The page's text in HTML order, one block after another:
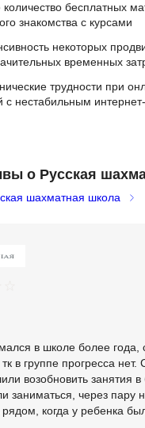
бесплатных
знакомства с курсами
некоторых
временных
трудности при
с нестабильным
о Русская
шахматная школа
в школе более года,
в группе прогресса нет.
возобновить занятия
заниматься, через пару
когда у ребенка